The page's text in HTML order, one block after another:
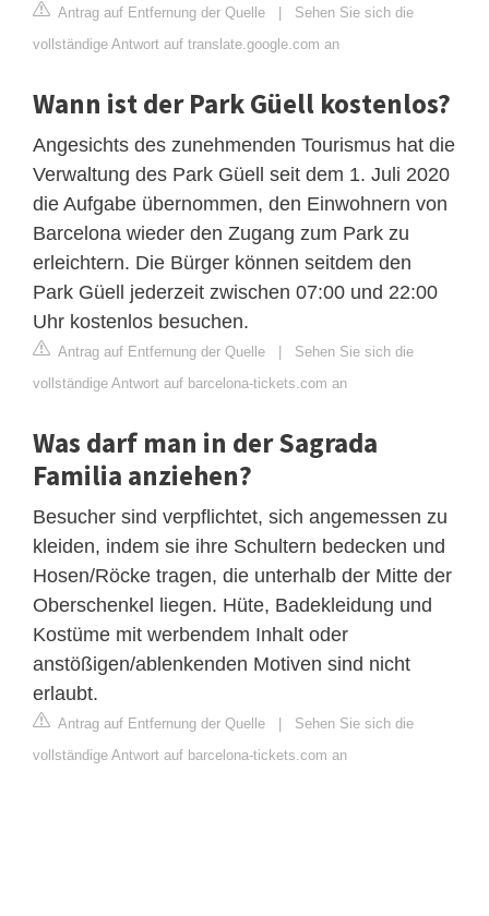
Antrag auf Entfernung der Quelle | Sehen Sie sich die
vollständige Antwort auf translate.google.com an
Wann ist der Park Güell kostenlos?
Angesichts des zunehmenden Tourismus hat die
Verwaltung des Park Güell seit dem 1. Juli 2020
die Aufgabe übernommen, den Einwohnern von
Barcelona wieder den Zugang zum Park zu
erleichtern. Die Bürger können seitdem den
Park Güell jederzeit zwischen 07:00 und 22:00
Uhr kostenlos besuchen.
Antrag auf Entfernung der Quelle | Sehen Sie sich die
vollständige Antwort auf barcelona-tickets.com an
Was darf man in der Sagrada
Familia anziehen?
Besucher sind verpflichtet, sich angemessen zu
kleiden, indem sie ihre Schultern bedecken und
Hosen/Röcke tragen, die unterhalb der Mitte der
Oberschenkel liegen. Hüte, Badekleidung und
Kostüme mit werbendem Inhalt oder
anstößigen/ablenkenden Motiven sind nicht
erlaubt.
Antrag auf Entfernung der Quelle | Sehen Sie sich die
vollständige Antwort auf barcelona-tickets.com an